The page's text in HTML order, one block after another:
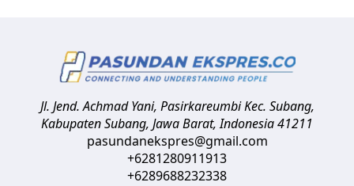
Jl. Jend. Achmad Yani, Pasirkareumbi Kec. Subang,
Kabupaten Subang, Jawa Barat,Indonesia41211
pasundanekspres@gmail.com
+6281280911913
+6289688232338